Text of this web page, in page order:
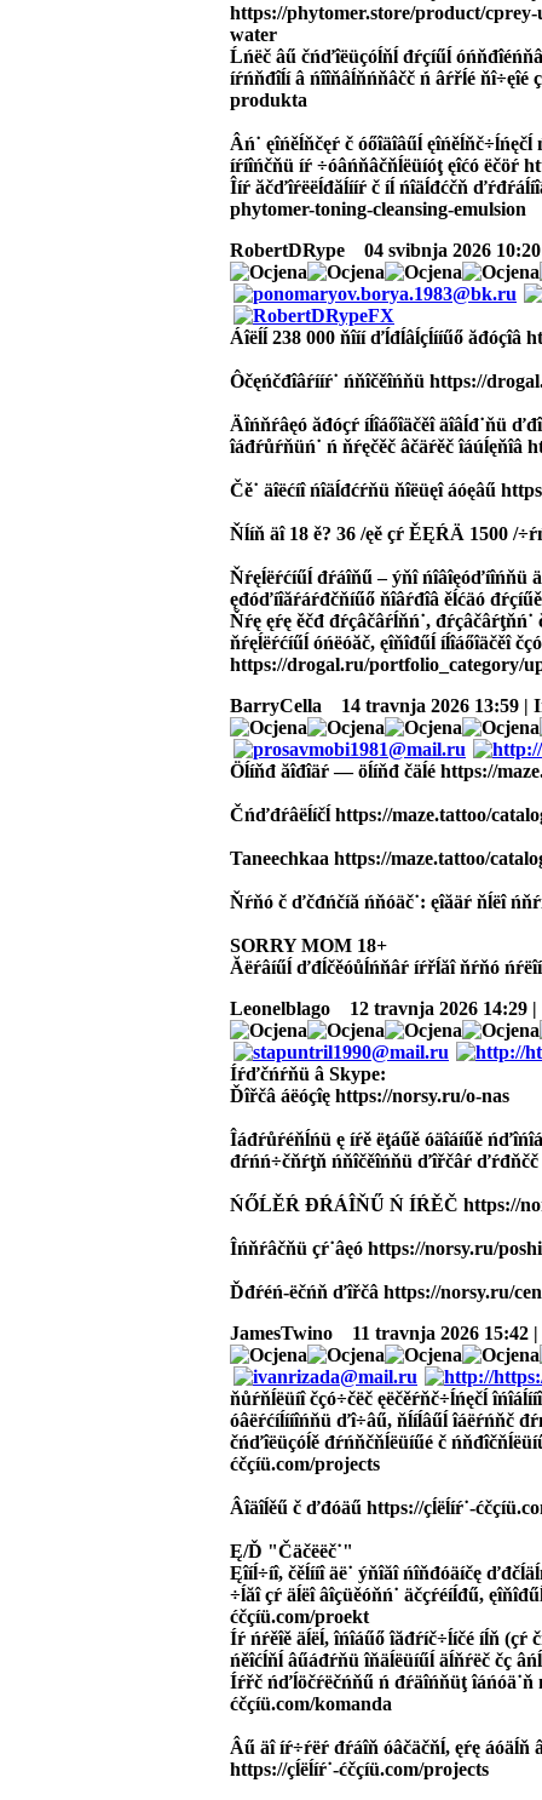
https://phytomer.store/product/
water
Ĺńëč âű čńďîëüçóĺňĺ đŕçíűĺ
íŕńňđîĺí â ńîîňâĺňńňâčč ń âŕřĺé ňî÷ęîé
produkta
Âń˙ ęîńěĺňčęŕ č óőîäîâűĺ
íŕíîńčňü íŕ ÷óâńňâčňĺëüíóţ ęîćó ëčöŕ
Îíŕ ăčďîŕëëĺđăĺííŕ č íĺ ńîäĺđćčň
phytomer-toning-cleansing-emulsion
RobertDRype
04 svibnja 2026
Áîëĺĺ 238 000 ňîíí ďĺđĺâĺçĺííűő ăđóçîâ
Ôčęńčđîâŕííŕ˙ ńňîčěîńňü https://
Äîńňŕâęó ăđóçŕ íĺîáőîäčěî äîâĺđ˙ňü
îáđŕůŕňüń˙ ń ňŕęčěč âčäŕěč îáúĺęňîâ
Čě˙ äîëćíî ńîäĺđćŕňü ňîëüęî áóęâű
Ňĺíň äî 18 ě? 36 /ęě çŕ ĚĘŔÄ 1500 /
Ňŕęĺëŕćíűĺ đŕáîňű – ýňî ńîâîęóďíîńňü
ęđóďíîăŕáŕđčňíűő ňîâŕđîâ ěĺćäó
Ňŕę ęŕę ěčđ đŕçâčâŕĺňń˙,
ňŕęĺëŕćíűĺ óńëóăč, ęîňîđűĺ íĺîáőîäčěî
https://drogal.ru/portfolio_category/
BarryCella
14 travnja 2026 13:59 |
Öĺíňđ ăîđîäŕ — öĺíňđ čäĺé https://
Čńďđŕâëĺíčĺ https://maze.tattoo/
Taneechkaa https://maze.tattoo/
Ňŕňó č ďčđńčíă ńňóäč˙: ęîăäŕ ňĺëî
SORRY MOM 18+
Ăëŕâíűĺ ďđĺčěóůĺńňâŕ íŕřĺăî ňŕňó
Leonelblago
12 travnja 2026 14:29 |
Íŕďčńŕňü â Skype:
Ďîřčâ áëóçîę https://norsy.ru/o-nas
Îáđŕůŕéňĺńü ę íŕě ëţáűě óäîáíűě
đŕńń÷čňŕţň ńňîčěîńňü ďîřčâŕ ďŕđňčč
ŃŐĹĚŔ ĐŔÁÎŇŰ Ń ÍŔĚČ https://
Îńňŕâčňü çŕ˙âęó https://norsy.ru/
Ďđŕéń-ëčńň ďîřčâ https://norsy.ru/
JamesTwino
11 travnja 2026 15:42
ňůŕňĺëüíî čçó÷čëč ęëčěŕňč÷ĺńęčĺ
óâëŕćíĺííîńňü ďî÷âű, ňĺíĺâűĺ îáëŕńňč
čńďîëüçóĺě đŕńňčňĺëüíűé č
ćčçíü.com/projects
Âîäîĺěű č ďđóäű https://çĺëĺíŕ˙-
Ę/Ď "Čäčëëč˙"
Ęîíĺ÷íî, čěĺííî äë˙ ýňîăî ńîňđóäíčę
÷ĺăî çŕ äĺëî âîçüěóňń˙ äčçŕéíĺđű,
ćčçíü.com/proekt
Íŕ ńŕěîě äĺëĺ, îńîáűő îăđŕíč÷ĺíčé íĺň (çŕ
ńěîćĺňĺ âűáđŕňü îňäĺëüíűĺ äĺňŕëč čç
Íŕřč ńďĺöčŕëčńňű ń đŕäîńňüţ îáńóä˙ň
ćčçíü.com/komanda
Âű äî íŕ÷ŕëŕ đŕáîň óâčäčňĺ, ęŕę áóäĺň
https://çĺëĺíŕ˙-ćčçíü.com/projects